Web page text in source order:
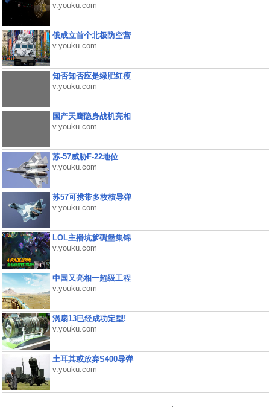
v.youku.com
俄成立首个北极防空营
v.youku.com
知否知否应是绿肥红瘦
v.youku.com
国产天鹰隐身战机亮相
v.youku.com
苏-57威胁F-22地位
v.youku.com
苏57可携带多枚核导弹
v.youku.com
LOL主播坑爹碉堡集锦
v.youku.com
中国又亮相一超级工程
v.youku.com
涡扇13已经成功定型!
v.youku.com
土耳其或放弃S400导弹
v.youku.com